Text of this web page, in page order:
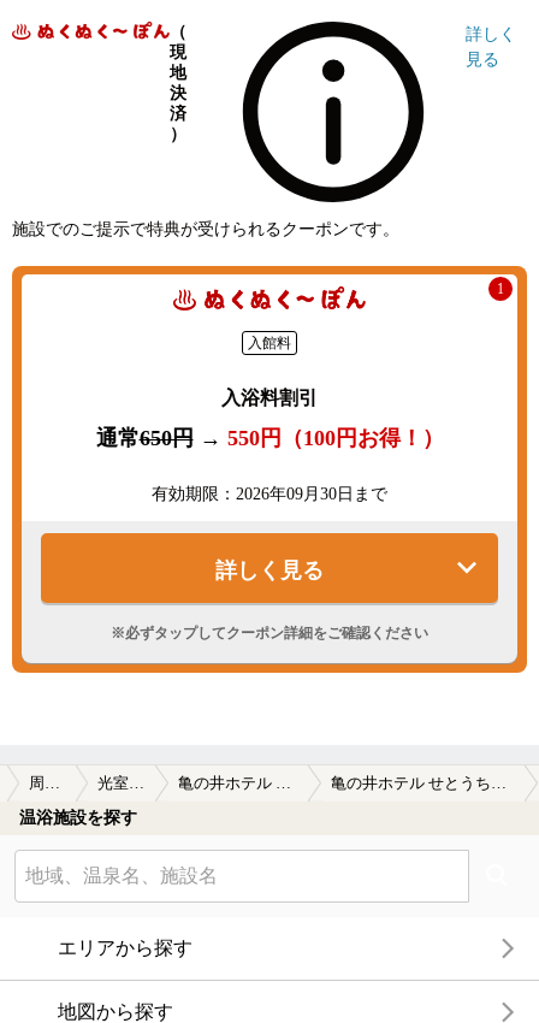
（
現
地
決
済
）
詳しく
見る
施設でのご提示で特典が受けられるクーポンです。
1
入館料
入浴料割引
通常650円→ 550円（100円お得！）
有効期限：2026年09月30日まで
詳しく見る
※必ずタップしてクーポン詳細をご確認ください
周南周辺 光室積温泉 亀の井ホテル せとうち光 亀の井ホテル せとうち光の温泉クーポン
温浴施設を探す
エリアから探す
地図から探す